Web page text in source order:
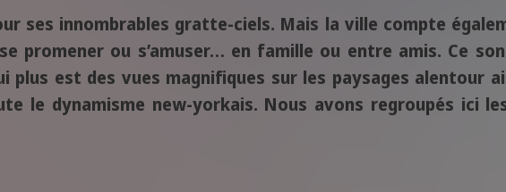
ses innombrables gratte-ciels. Mais la ville compte
promener ou s’amuser… en famille ou entre amis. Ce
est des vues magnifiques sur les paysages alentour
le dynamisme new-yorkais. Nous avons regroupés ici